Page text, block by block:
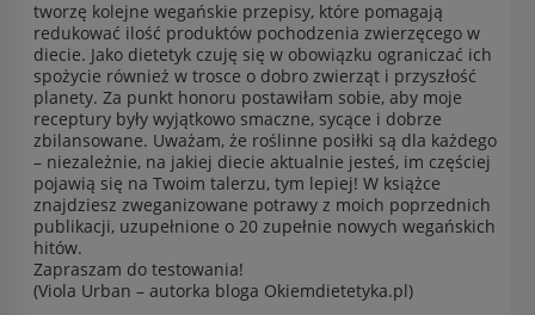
tworzę kolejne wegańskie przepisy, które pomagają
redukować ilość produktów pochodzenia zwierzęcego w
diecie. Jako dietetyk czuję się w obowiązku ograniczać ich
spożycie również w trosce o dobro zwierząt i przyszłość
planety. Za punkt honoru postawiłam sobie, aby moje
receptury były wyjątkowo smaczne, sycące i dobrze
zbilansowane. Uważam, że roślinne posiłki są dla każdego
– niezależnie, na jakiej diecie aktualnie jesteś, im częściej
pojawią się na Twoim talerzu, tym lepiej! W książce
znajdziesz zweganizowane potrawy z moich poprzednich
publikacji, uzupełnione o 20 zupełnie nowych wegańskich
hitów.
Zapraszam do testowania!
(Viola Urban – autorka bloga Okiemdietetyka.pl)